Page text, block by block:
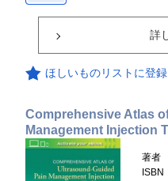
詳
ほしいものリストに登録
Comprehensive Atlas
Management Injection
著者
ISBN